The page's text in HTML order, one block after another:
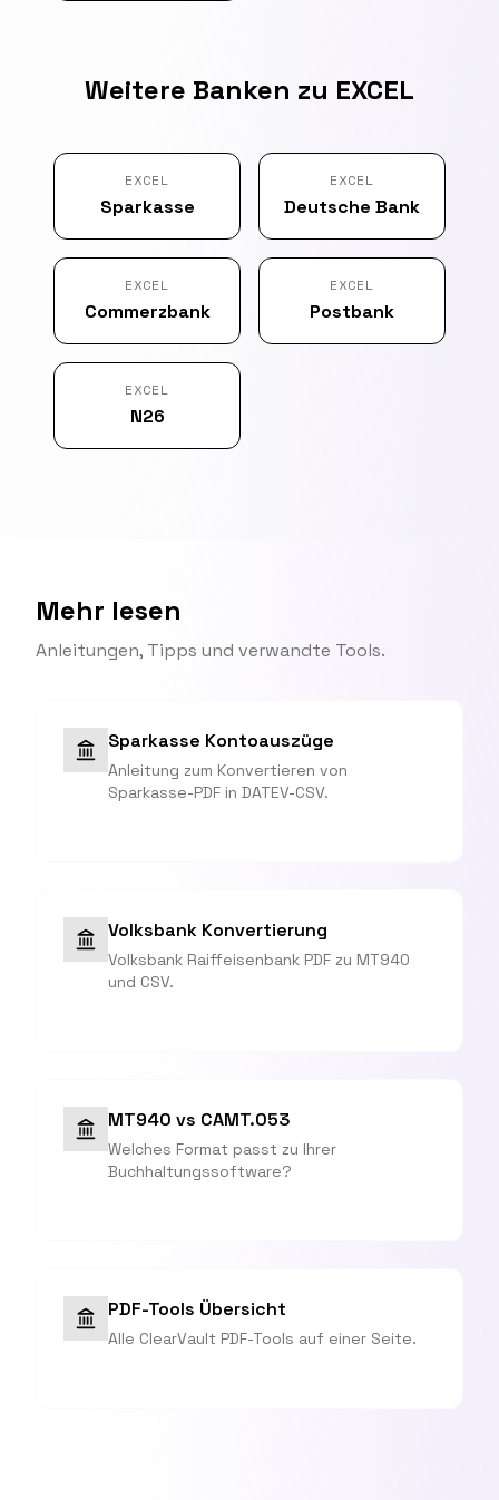
Weitere Banken zu EXCEL
EXCEL
Sparkasse
EXCEL
Deutsche Bank
EXCEL
Commerzbank
EXCEL
Postbank
EXCEL
N26
Mehr lesen
Anleitungen, Tipps und verwandte Tools.
Sparkasse Kontoauszüge
Anleitung zum Konvertieren von
Sparkasse-PDF in DATEV-CSV.
Volksbank Konvertierung
Volksbank Raiffeisenbank PDF zu MT940
und CSV.
MT940 vs CAMT.053
Welches Format passt zu Ihrer
Buchhaltungssoftware?
PDF-Tools Übersicht
Alle ClearVault PDF-Tools auf einer Seite.